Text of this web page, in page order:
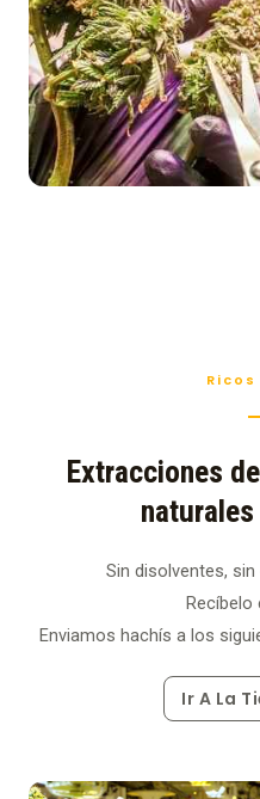
Ricos
Extracciones
Sin disolventes,
Recíbelo
Enviamos hachís a los
Ir A La